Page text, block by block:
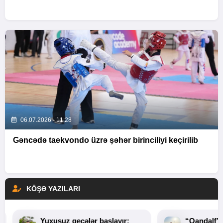
06.07.2026 - 11:28
Gəncədə taekvondo üzrə şəhər birinciliyi keçirilib
KÖŞƏ YAZILARI
Yuxusuz gecələr başlayır: